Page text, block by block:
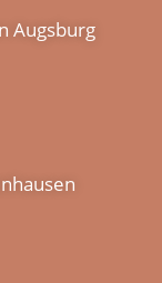
Augsburg